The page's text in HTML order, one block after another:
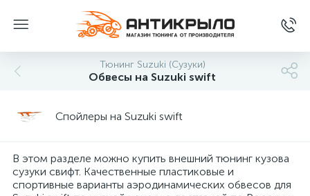
Тюнинг Suzuki (Сузуки)
Обвесы на Suzuki swift
Спойлеры на Suzuki swift
В этом разделе можно купить внешний тюнинг кузова
сузуки свифт. Качественные пластиковые и
спортивные варианты аэродинамических обвесов для